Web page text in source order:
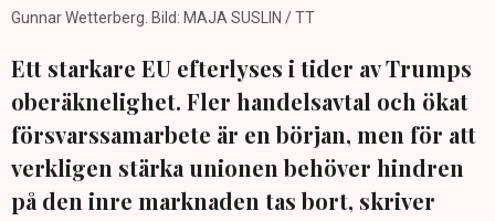
Gunnar Wetterberg. Bild: MAJA SUSLIN / TT
Ett starkare EU efterlyses i tider av Trumps
oberäknelighet. Fler handelsavtal och ökat
försvarssamarbete är en början, men för att
verkligen stärka unionen behöver hindren
på den inre marknaden tas bort, skriver